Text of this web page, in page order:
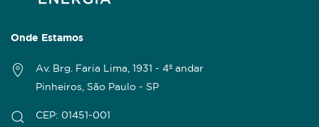
Onde Estamos
Av. Brg. Faria Lima, 1931 - 4º andar
Pinheiros, São Paulo - SP
CEP: 01451-001